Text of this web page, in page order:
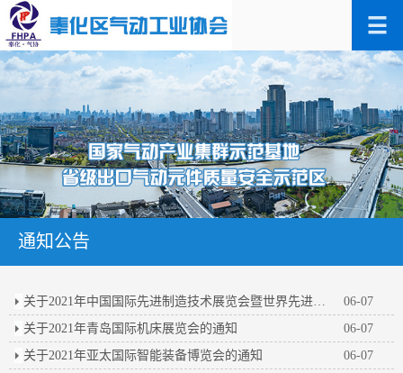
通知公告
06-07
关于2021年青岛国际机床展览会的通知
06-07
关于2021年亚太国际智能装备博览会的通知
06-07